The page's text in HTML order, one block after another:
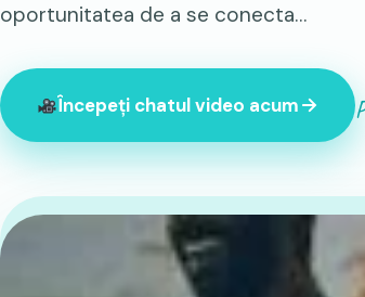
oportunitatea de a se conecta…
Începeți chatul video acum